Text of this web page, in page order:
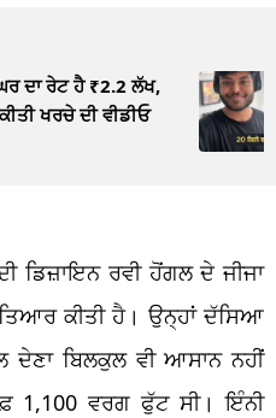
ਦਾ ਰੇਟ ਹੈ ₹2.2 ਲੱਖ,
ਖਰਚੇ ਦੀ ਵੀਡੀਓ
ਰਵੀ ਹੋਂਗਲ ਦੇ ਜੀਜਾ
ਕੀਤੀ ਹੈ। ਉਨ੍ਹਾਂ ਦੱਸਿਆ
ਬਿਲਕੁਲ ਵੀ ਆਸਾਨ ਨਹੀਂ
1,100 ਵਰਗ ਫੁੱਟ ਸੀ। ਇੰਨੀ